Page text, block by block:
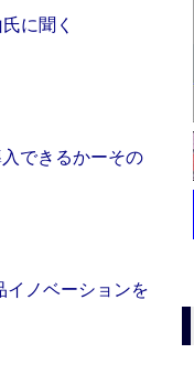
に聞く
できるかーその
イノベーションを